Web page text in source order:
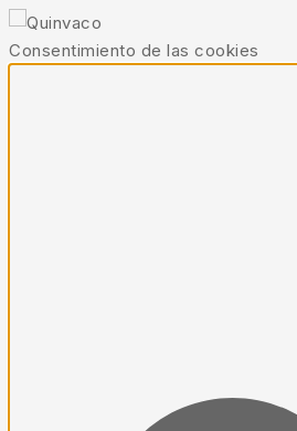
Consentimiento de las cookies